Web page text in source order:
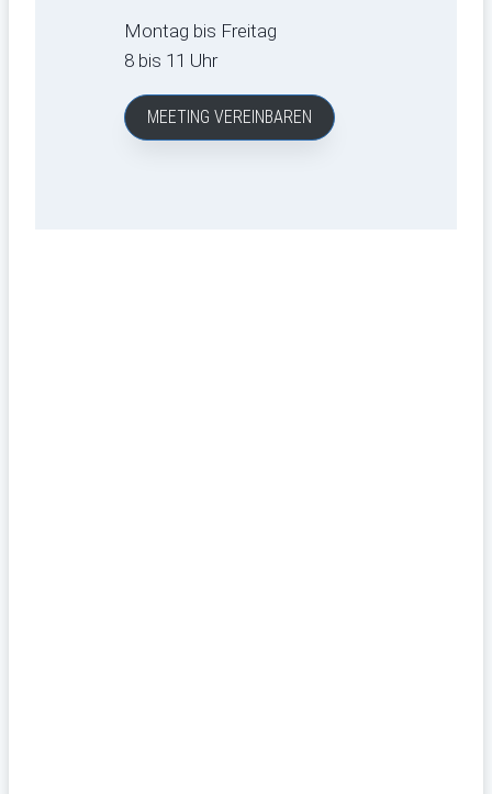
Montag bis Freitag
8 bis 11 Uhr
MEETING VEREINBAREN